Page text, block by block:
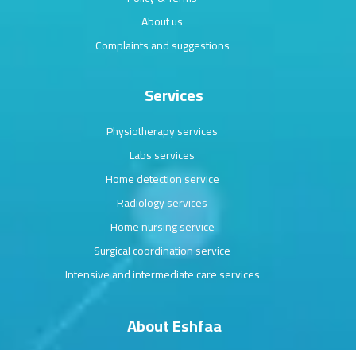
About Eshfaa
Services
Physiotherapy services
Labs services
Home detection service
Radiology services
Home nursing service
Surgical coordination service
Intensive and intermediate care services
About us
Complaints and suggestions